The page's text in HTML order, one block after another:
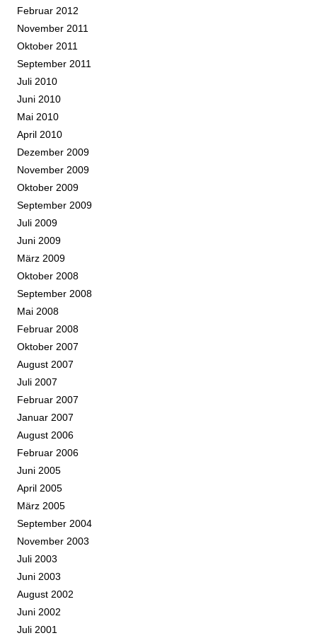
Februar 2012
November 2011
Oktober 2011
September 2011
Juli 2010
Juni 2010
Mai 2010
April 2010
Dezember 2009
November 2009
Oktober 2009
September 2009
Juli 2009
Juni 2009
März 2009
Oktober 2008
September 2008
Mai 2008
Februar 2008
Oktober 2007
August 2007
Juli 2007
Februar 2007
Januar 2007
August 2006
Februar 2006
Juni 2005
April 2005
März 2005
September 2004
November 2003
Juli 2003
Juni 2003
August 2002
Juni 2002
Juli 2001